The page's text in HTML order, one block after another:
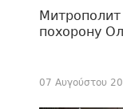
похорону
07 Αυγούστου